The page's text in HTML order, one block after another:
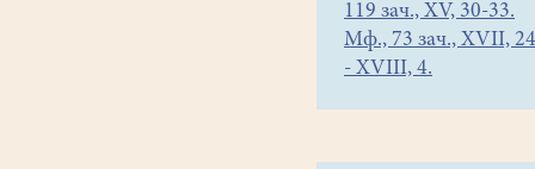
119 зач., XV, 30-33.
Мф., 73 зач., XVII, 24
- XVIII, 4.